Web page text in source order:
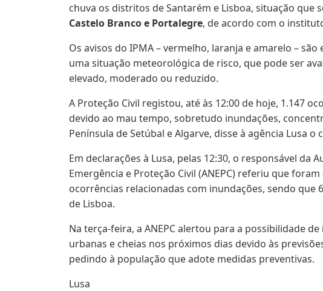
chuva os distritos de Santarém e Lisboa, situação que
Castelo Branco e Portalegre, de acordo com o
Os avisos do IPMA – vermelho, laranja e amarelo –
uma situação meteorológica de risco, que pode ser
elevado, moderado ou reduzido.
A Proteção Civil registou, até às 12:00 de hoje, 1.147
devido ao mau tempo, sobretudo inundações,
Península de Setúbal e Algarve, disse à agência Lusa o
Em declarações à Lusa, pelas 12:30, o responsável da
Emergência e Proteção Civil (ANEPC) referiu que
ocorrências relacionadas com inundações, sendo que
de Lisboa.
Na terça-feira, a ANEPC alertou para a possibilidade
urbanas e cheias nos próximos dias devido às
pedindo à população que adote medidas preventivas.
Lusa